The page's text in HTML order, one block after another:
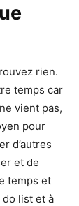
rien.
temps car
vient pas,
pour
d’autres
et de
temps et
do list et à